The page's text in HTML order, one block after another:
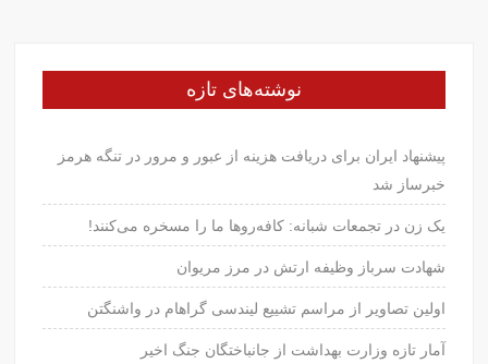
نوشته‌های تازه
پیشنهاد ایران برای دریافت هزینه از عبور و مرور در تنگه هرمز
خبرساز شد
یک زن در تجمعات شبانه: کافه‌روها ما را مسخره می‌کنند!
شهادت سرباز وظیفه ارتش در مرز مریوان
اولین تصاویر از مراسم تشییع لیندسی گراهام در واشنگتن
آمار تازه وزارت بهداشت از جانباختگان جنگ اخیر